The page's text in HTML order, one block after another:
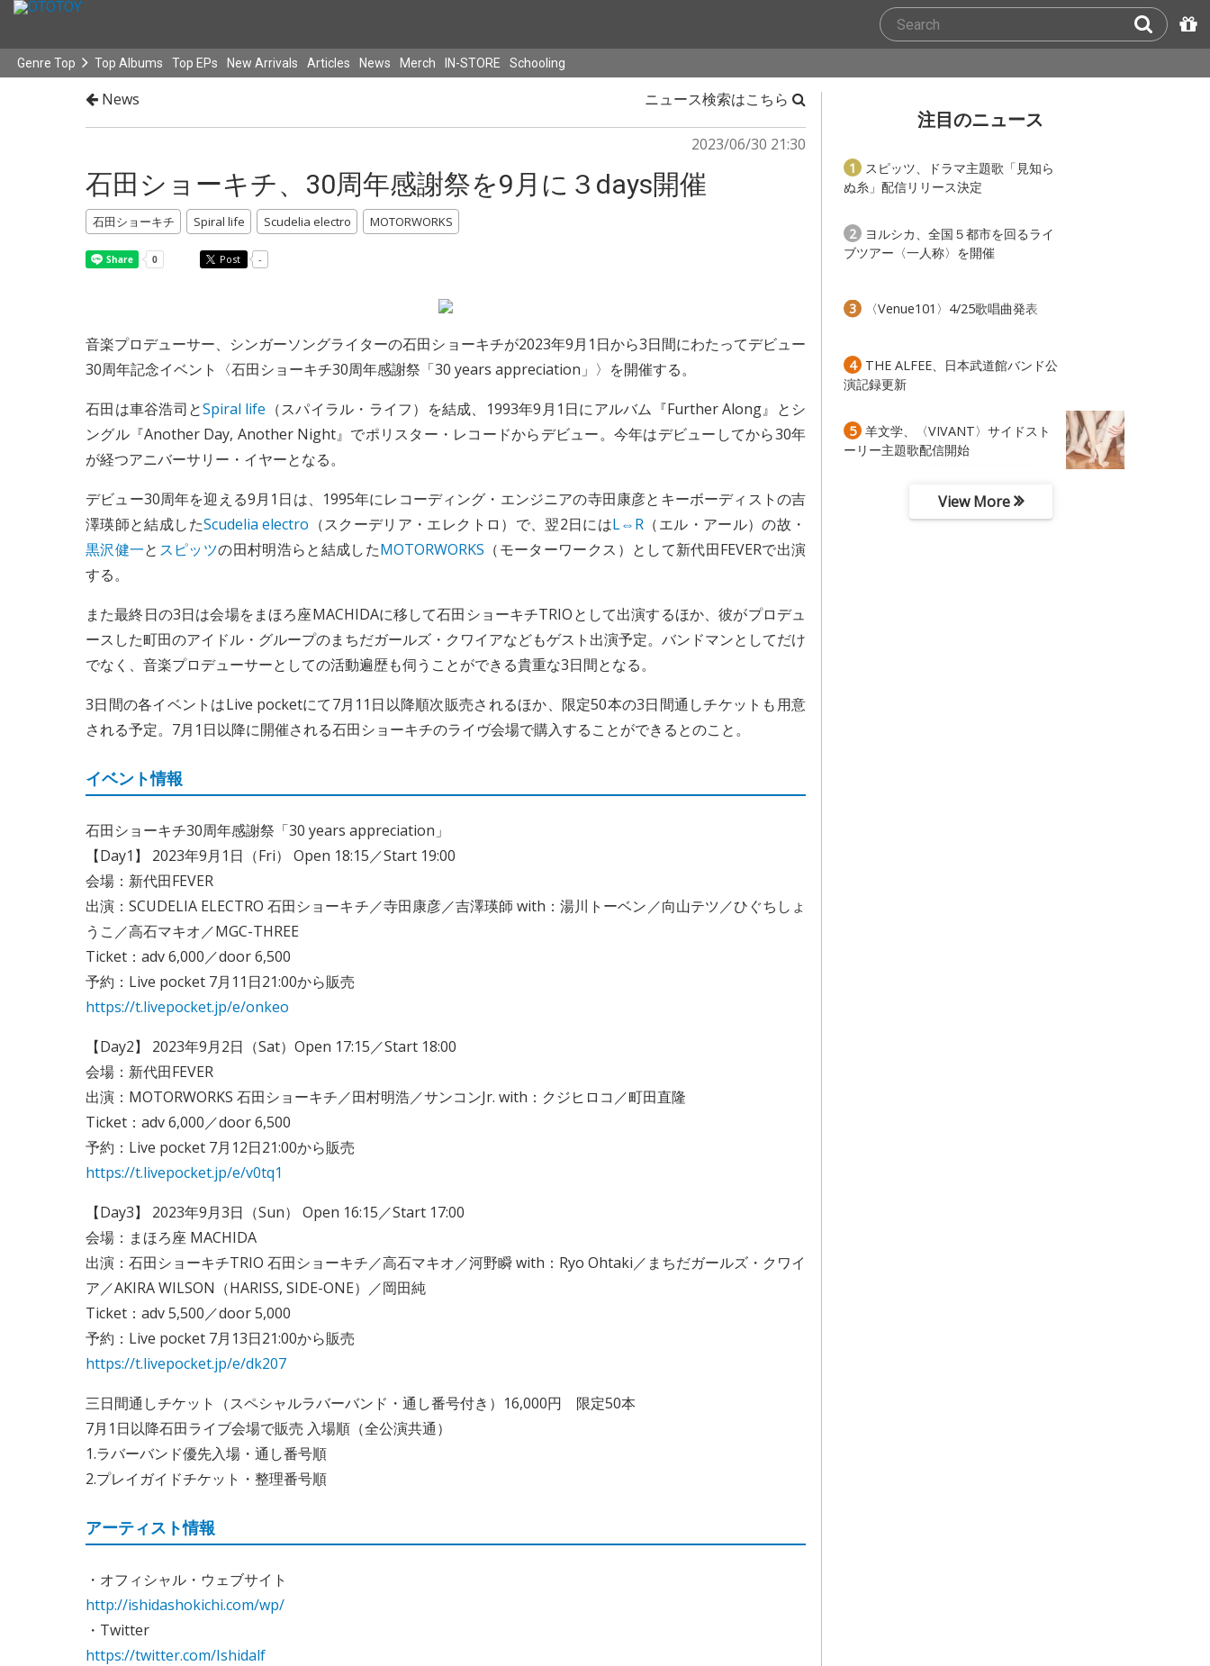
Genre Top Top Albums Top EPs New Arrivals Articles News Merch IN-STORE Schooling
News ニュース検索はこちら
2023/06/30 21:30
石田ショーキチ、30周年感謝祭を9月に３days開催
石田ショーキチ Spiral life Scudelia electro MOTORWORKS
Post -
音楽プロデューサー、シンガーソングライターの石田ショーキチが2023年9月1日から3日間にわたってデビュー
30周年記念イベント〈石田ショーキチ30周年感謝祭「30 years appreciation」〉を開催する。
石田は車谷浩司とSpiral life （スパイラル・ライフ）を結成、1993年9月1日にアルバム『Further Along』とシ
ングル『Another Day, Another Night』でポリスター・レコードからデビュー。今年はデビューしてから30年
が経つアニバーサリー・イヤーとなる。
デビュー30周年を迎える9月1日は、1995年にレコーディング・エンジニアの寺田康彦とキーボーディストの吉
澤瑛師と結成したScudelia electro （スクーデリア・エレクトロ）で、翌2日にはL⇔R （エル・アール）の故・
黒沢健一と スピッツの田村明浩らと結成したMOTORWORKS （モーターワークス）として新代田FEVERで出演
する。
また最終日の3日は会場をまほろ座MACHIDAに移して石田ショーキチTRIOとして出演するほか、彼がプロデュ
ースした町田のアイドル・グループのまちだガールズ・クワイアなどもゲスト出演予定。バンドマンとしてだけ
でなく、音楽プロデューサーとしての活動遍歴も伺うことができる貴重な3日間となる。
3日間の各イベントはLive pocketにて7月11日以降順次販売されるほか、限定50本の3日間通しチケットも用意
される予定。7月1日以降に開催される石田ショーキチのライヴ会場で購入することができるとのこと。
イベント情報
石田ショーキチ30周年感謝祭「30 years appreciation」
【Day1】 2023年9月1日（Fri） Open 18:15／Start 19:00
会場：新代田FEVER
出演：SCUDELIA ELECTRO 石田ショーキチ／寺田康彦／吉澤瑛師 with：湯川トーベン／向山テツ／ひぐちしょ
うこ／高石マキオ／MGC-THREE
Ticket：adv 6,000／door 6,500
予約：Live pocket 7月11日21:00から販売
https://t.livepocket.jp/e/onkeo
【Day2】 2023年9月2日（Sat）Open 17:15／Start 18:00
会場：新代田FEVER
出演：MOTORWORKS 石田ショーキチ／田村明浩／サンコンJr. with：クジヒロコ／町田直隆
Ticket：adv 6,000／door 6,500
予約：Live pocket 7月12日21:00から販売
https://t.livepocket.jp/e/v0tq1
【Day3】 2023年9月3日（Sun） Open 16:15／Start 17:00
会場：まほろ座 MACHIDA
出演：石田ショーキチTRIO 石田ショーキチ／高石マキオ／河野瞬 with：Ryo Ohtaki／まちだガールズ・クワイ
ア／AKIRA WILSON（HARISS, SIDE-ONE）／岡田純
Ticket：adv 5,500／door 5,000
予約：Live pocket 7月13日21:00から販売
https://t.livepocket.jp/e/dk207
三日間通しチケット（スペシャルラバーバンド・通し番号付き）16,000円 限定50本
7月1日以降石田ライブ会場で販売 入場順（全公演共通）
1.ラバーバンド優先入場・通し番号順
2.プレイガイドチケット・整理番号順
アーティスト情報
・オフィシャル・ウェブサイト
http://ishidashokichi.com/wp/
・Twitter
https://twitter.com/Ishidalf
注目のニュース
1
ぬ糸」配信リリース決定
2
ブツアー〈一人称〉を開催
3 〈Venue101〉4/25歌唱曲発表
4
演記録更新
5
ーリー主題歌配信開始
View More